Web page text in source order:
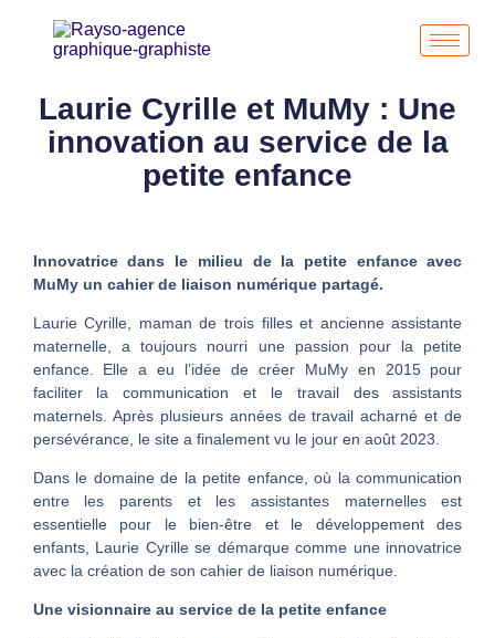
Laurie Cyrille et MuMy : Une
innovation au service de la
petite enfance
Innovatrice dans le milieu de la petite enfance avec
MuMy un cahier de liaison numérique partagé.
Laurie Cyrille, maman de trois filles et ancienne assistante
maternelle, a toujours nourri une passion pour la petite
enfance. Elle a eu l’idée de créer MuMy en 2015 pour
faciliter la communication et le travail des assistants
maternels. Après plusieurs années de travail acharné et de
persévérance, le site a finalement vu le jour en août 2023.
Dans le domaine de la petite enfance, où la communication
entre les parents et les assistantes maternelles est
essentielle pour le bien-être et le développement des
enfants, Laurie Cyrille se démarque comme une innovatrice
avec la création de son cahier de liaison numérique.
Une visionnaire au service de la petite enfance